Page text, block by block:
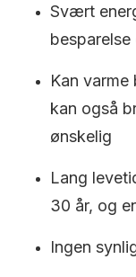
Svært
Kan
kan også
ønskelig
Lang
30 år, og
Ingen